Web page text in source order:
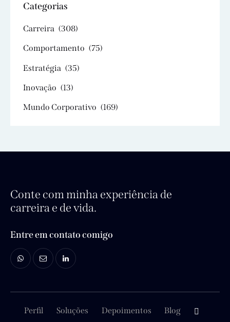
Categorias
Carreira (308)
Comportamento (75)
Estratégia (35)
Inovação (13)
Mundo Corporativo (169)
Conte com minha experiência de
carreira e de vida.
Entre em contato comigo
Perfil Soluções Depoimentos Blog